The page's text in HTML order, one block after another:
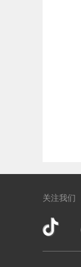
关注我们